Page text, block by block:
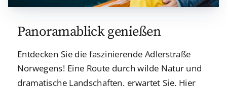
Panoramablick genießen
Entdecken Sie die faszinierende Adlerstraße
Norwegens! Eine Route durch wilde Natur und
dramatische Landschaften. erwartet Sie. Hier